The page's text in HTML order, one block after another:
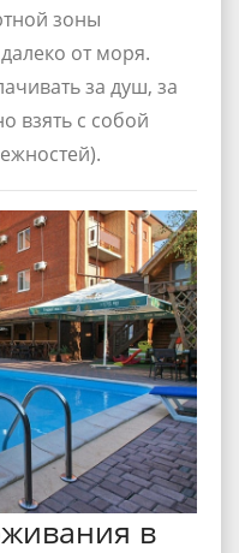
зоны
от моря.
за душ, за
взять с собой
в